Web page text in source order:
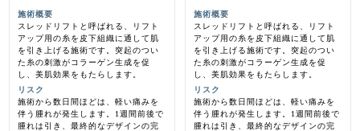
施術概要
スレッドリフトと呼ばれる、リフト
アップ用の糸を皮下組織に通して肌
を引き上げる施術です。突起のつい
た糸の刺激がコラーゲン生成を促
し、美肌効果をもたらします。
リスク
施術から数日間ほどは、軽い痛みを
伴う腫れが発生します。1週間前後で
腫れは引き、最終的なデザインの完
施術概要
スレッドリフトと呼ばれる、リフト
アップ用の糸を皮下組織に通して肌
を引き上げる施術です。突起のつい
た糸の刺激がコラーゲン生成を促
し、美肌効果をもたらします。
リスク
施術から数日間ほどは、軽い痛みを
伴う腫れが発生します。1週間前後で
腫れは引き、最終的なデザインの完